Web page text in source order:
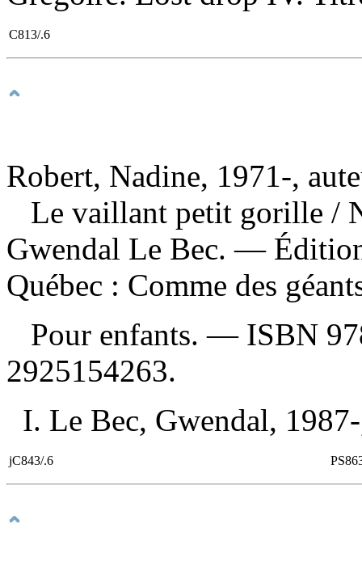
C813/.6
Robert, Nadine, 1971-,
Le vaillant petit gorille /
Gwendal Le Bec. —
Québec : Comme des
Pour enfants. — ISBN
2925154263.
I. Le Bec, Gwendal,
jC843/.6